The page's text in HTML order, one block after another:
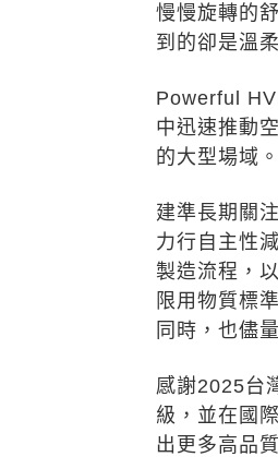
慢慢旋轉的
到的卻是溫
Powerful
中迅速推動
的大型場域。
建準長期關
力行自主性
製造流程，
限用物質標
同時，也儘
感謝2025台
級，並在國
出更多高品